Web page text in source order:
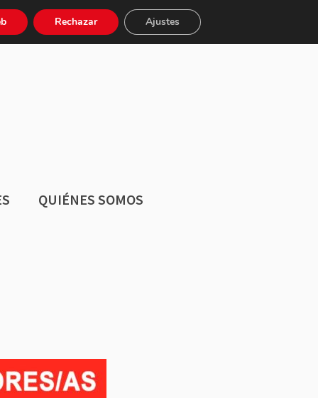
Buscar:
QUIÉNES SOMOS
Rechazar Ajustes